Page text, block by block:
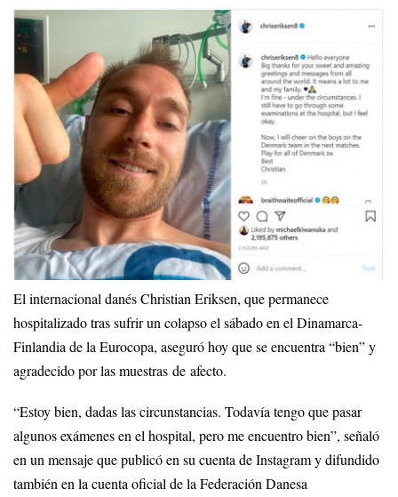
El internacional danés Christian Eriksen, que permanece
hospitalizado tras sufrir un colapso el sábado en el Dinamarca-
Finlandia de la Eurocopa, aseguró hoy que se encuentra “bien” y
agradecido por las muestras de afecto.
“Estoy bien, dadas las circunstancias. Todavía tengo que pasar
algunos exámenes en el hospital, pero me encuentro bien”, señaló
en un mensaje que publicó en su cuenta de Instagram y difundido
también en la cuenta oficial de la Federación Danesa